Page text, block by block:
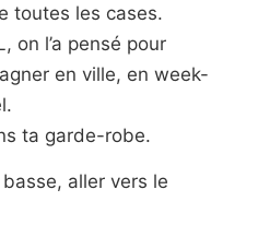
toutes les cases.
on l’a pensé pour
en ville, en week-
ta garde-robe.
aller vers le